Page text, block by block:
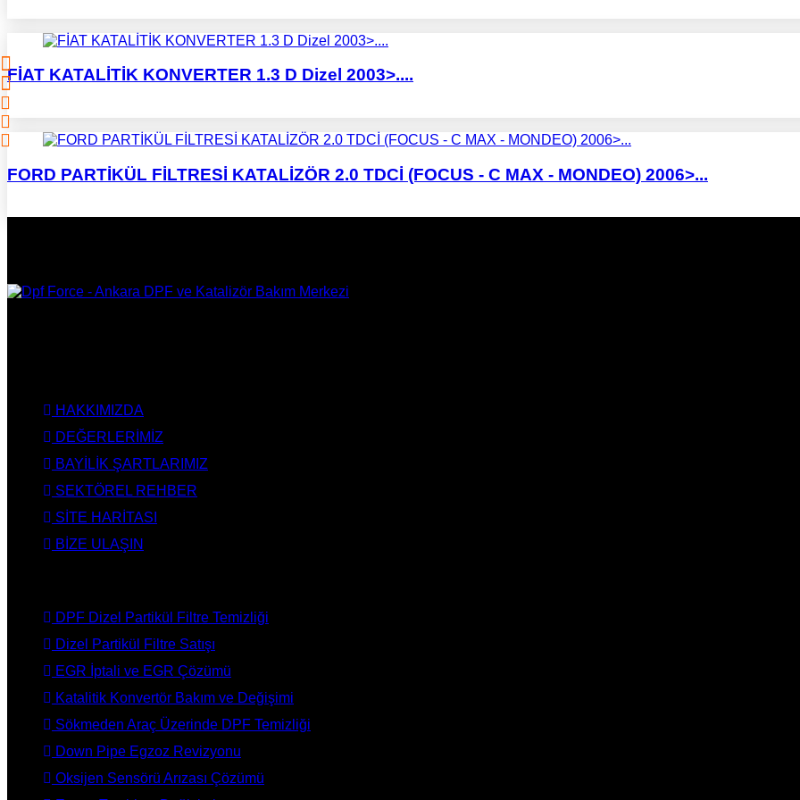
FİAT KATALİTİK KONVERTER 1.3 D Dizel 2003>....
FORD PARTİKÜL FİLTRESİ KATALİZÖR 2.0 TDCİ (FOCUS - C MAX - MONDEO) 2006>...
HAKKIMIZDA
DEĞERLERİMİZ
BAYİLİK ŞARTLARIMIZ
SEKTÖREL REHBER
SİTE HARİTASI
BİZE ULAŞIN
DPF Dizel Partikül Filtre Temizliği
Dizel Partikül Filtre Satışı
EGR İptali ve EGR Çözümü
Katalitik Konvertör Bakım ve Değişimi
Sökmeden Araç Üzerinde DPF Temizliği
Down Pipe Egzoz Revizyonu
Oksijen Sensörü Arızası Çözümü